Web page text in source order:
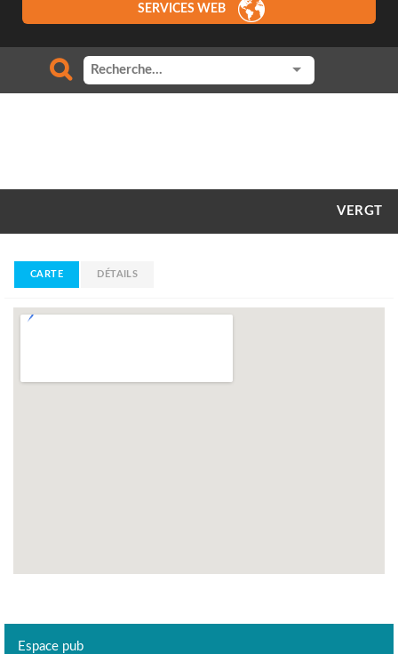
SERVICES WEB
VERGT
CARTE DÉTAILS
Espace pub